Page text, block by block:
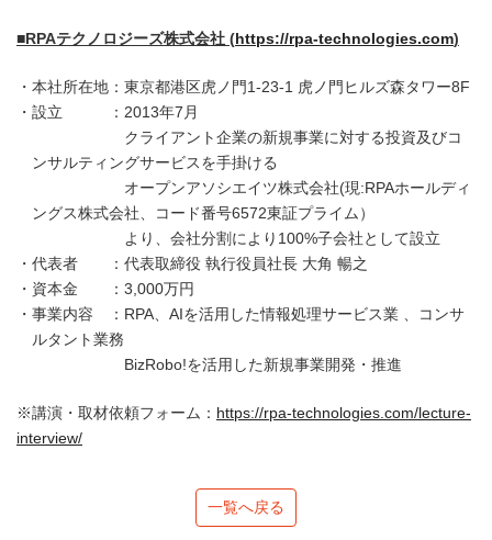
■RPAテクノロジーズ株式会社 (https://rpa-technologies.com)
本社所在地：東京都港区虎ノ門1-23-1 虎ノ門ヒルズ森タワー8F
設立 ：2013年7月
クライアント企業の新規事業に対する投資及びコ
ンサルティングサービスを手掛ける
オープンアソシエイツ株式会社(現:RPAホールディ
ングス株式会社、コード番号6572東証プライム）
より、会社分割により100%子会社として設立
代表者 ：代表取締役 執行役員社長 大角 暢之
資本金 ：3,000万円
事業内容 ：RPA、AIを活用した情報処理サービス業 、コンサ
ルタント業務
BizRobo!を活用した新規事業開発・推進
※講演・取材依頼フォーム： https://rpa-technologies.com/lecture-
interview/
一覧へ戻る